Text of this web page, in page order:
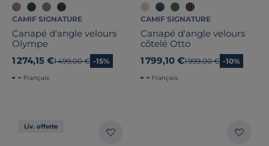
CAMIF SIGNATURE
Canapé d'angle velours
Olympe
1 274,15 €Ancien prix
1 499,00 € -15%
Français
CAMIF SIGNATURE
Canapé d'angle velours
côtelé Otto
1 799,10 €Ancien prix
1 999,00 € -10%
Français
Liv. offerte